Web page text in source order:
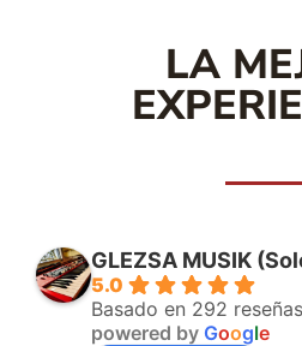
LA
GLEZSA MUSIK
5.0
Basado en 292
powered by Google